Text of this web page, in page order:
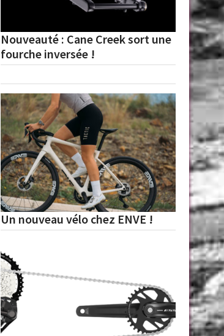
Nouveauté : Cane Creek sort une
fourche inversée !
Un nouveau vélo chez ENVE !